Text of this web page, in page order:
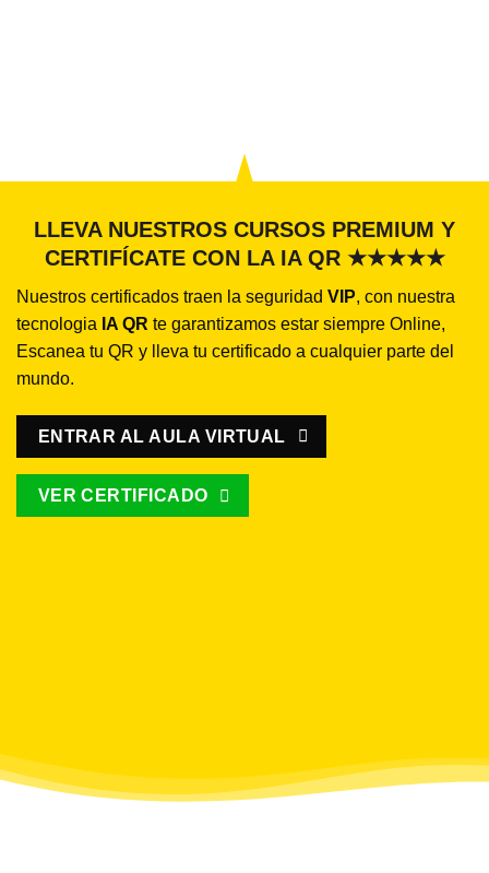
LLEVA NUESTROS CURSOS PREMIUM Y
CERTIFÍCATE CON LA IA QR ★★★★★
Nuestros certificados traen la seguridad VIP, con nuestra
tecnologia IA QR te garantizamos estar siempre Online,
Escanea tu QR y lleva tu certificado a cualquier parte del
mundo.
ENTRAR AL AULA VIRTUAL
VER CERTIFICADO